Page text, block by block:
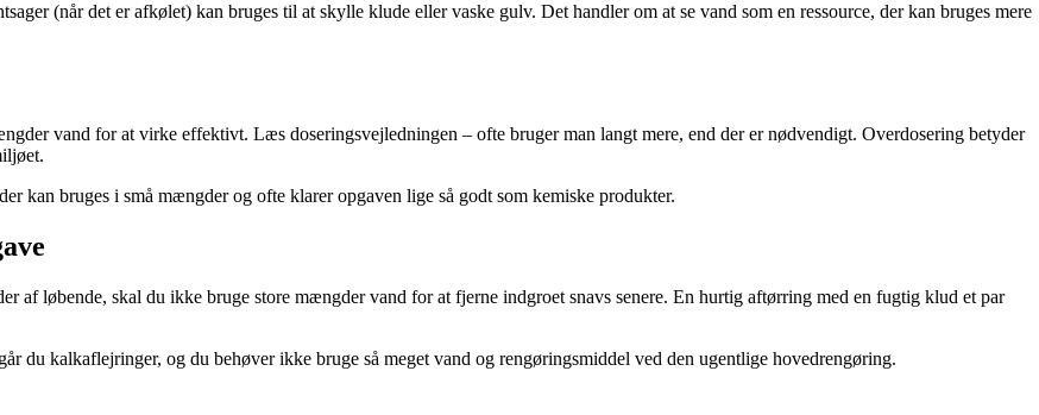
(når det er afkølet) kan bruges til at skylle klude eller vaske gulv. Det handler om at se vand som en ressource, der kan bruges mere
vand for at virke effektivt. Læs doseringsvejledningen – ofte bruger man langt mere, end der er nødvendigt. Overdosering betyder
kan bruges i små mængder og ofte klarer opgaven lige så godt som kemiske produkter.
af løbende, skal du ikke bruge store mængder vand for at fjerne indgroet snavs senere. En hurtig aftørring med en fugtig klud et par
du kalkaflejringer, og du behøver ikke bruge så meget vand og rengøringsmiddel ved den ugentlige hovedrengøring.